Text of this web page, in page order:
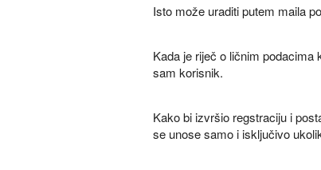
Isto može uraditi putem maila
Kada je riječ o ličnim
sam korisnik.
Kako bi izvršio regstraciju i
se unose samo i isključivo